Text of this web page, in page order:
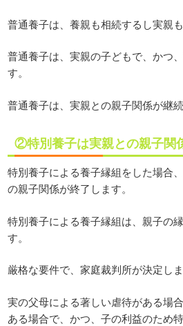
普通養子は、養親も相続するし実親も
普通養子は、実親の子どもで、かつ
す。
普通養子は、実親との親子関係が継続
②特別養子は実親との親子関
特別養子による養子縁組をした場合
の親子関係が終了します。
特別養子による養子縁組は、親子の
す。
厳格な要件で、家庭裁判所が決定しま
実の父母による著しい虐待がある場
ある場合で、かつ、子の利益のため